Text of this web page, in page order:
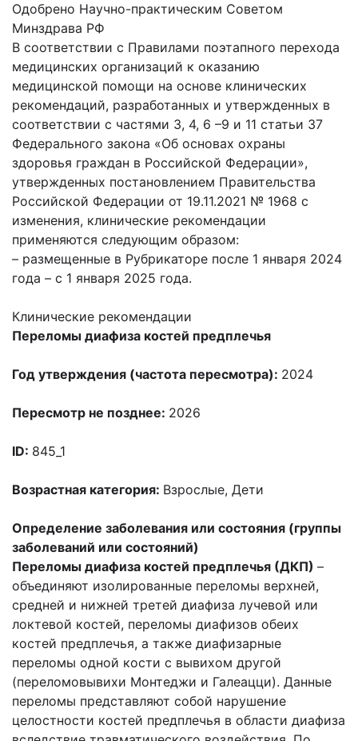
Одобрено Научно-практическим Советом
Минздрава РФ
В соответствии с Правилами поэтапного перехода
медицинских организаций к оказанию
медицинской помощи на основе клинических
рекомендаций, разработанных и утвержденных в
соответствии с частями 3, 4, 6 –9 и 11 статьи 37
Федерального закона «Об основах охраны
здоровья граждан в Российской Федерации»,
утвержденных постановлением Правительства
Российской Федерации от 19.11.2021 № 1968 с
изменения, клинические рекомендации
применяются следующим образом:
– размещенные в Рубрикаторе после 1 января 2024
года – с 1 января 2025 года.
Клинические рекомендации
Переломы диафиза костей предплечья
Год утверждения (частота пересмотра): 2024
Пересмотр не позднее: 2026
ID: 845_1
Возрастная категория: Взрослые, Дети
Определение заболевания или состояния (группы
заболеваний или состояний)
Переломы диафиза костей предплечья (ДКП) –
объединяют изолированные переломы верхней,
средней и нижней третей диафиза лучевой или
локтевой костей, переломы диафизов обеих
костей предплечья, а также диафизарные
переломы одной кости с вывихом другой
(переломовывихи Монтеджи и Галеацци). Данные
переломы представляют собой нарушение
целостности костей предплечья в области диафиза